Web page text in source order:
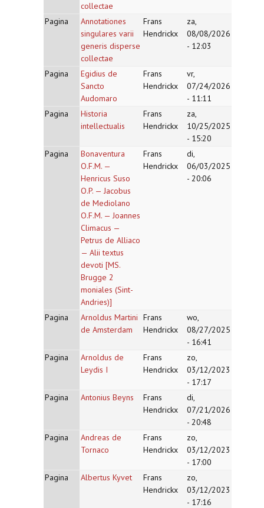
collectae
Pagina
Annotationes
singulares varii
generis disperse
collectae
Frans
Hendrickx
za,
08/08/2026
- 12:03
Pagina
Egidius de
Sancto
Audomaro
Frans
Hendrickx
vr,
07/24/2026
- 11:11
Pagina
Historia
intellectualis
Frans
Hendrickx
za,
10/25/2025
- 15:20
Pagina
Bonaventura
O.F.M. —
Henricus Suso
O.P. — Jacobus
de Mediolano
O.F.M. — Joannes
Climacus —
Petrus de Alliaco
— Alii textus
devoti [MS.
Brugge 2
moniales (Sint-
Andries)]
Frans
Hendrickx
di,
06/03/2025
- 20:06
Pagina
Arnoldus Martini
de Amsterdam
Frans
Hendrickx
wo,
08/27/2025
- 16:41
Pagina
Arnoldus de
Leydis I
Frans
Hendrickx
zo,
03/12/2023
- 17:17
Pagina
Antonius Beyns
Frans
Hendrickx
di,
07/21/2026
- 20:48
Pagina
Andreas de
Tornaco
Frans
Hendrickx
zo,
03/12/2023
- 17:00
Pagina
Albertus Kyvet
Frans
Hendrickx
zo,
03/12/2023
- 17:16